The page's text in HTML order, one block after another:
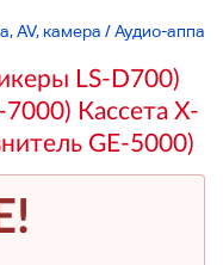
AV, камера /Аудио-
LS-D700)
Кассета X-
GE-5000)